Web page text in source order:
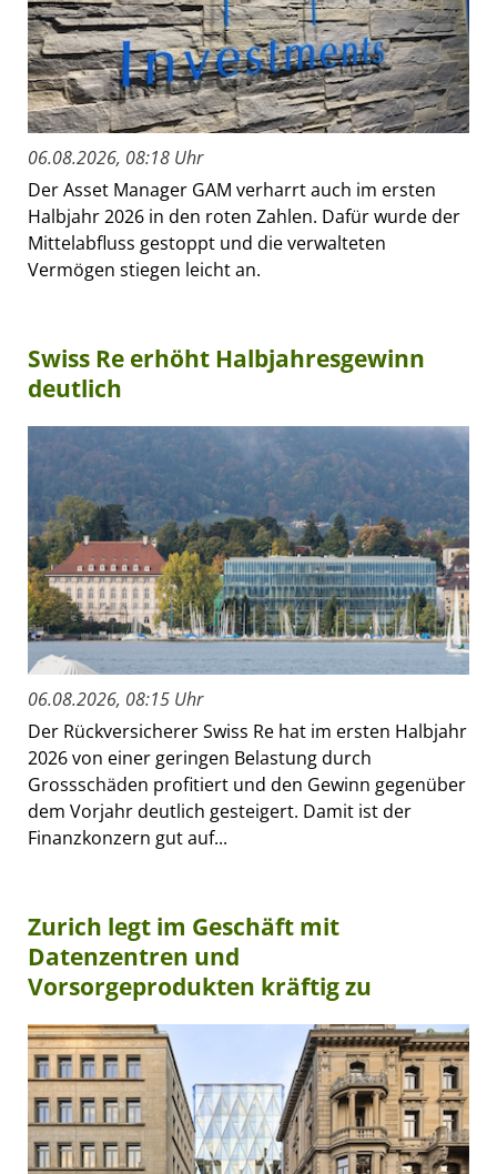
06.08.2026, 08:18 Uhr
Der Asset Manager GAM verharrt auch im ersten
Halbjahr 2026 in den roten Zahlen. Dafür wurde der
Mittelabfluss gestoppt und die verwalteten
Vermögen stiegen leicht an.
Swiss Re erhöht Halbjahresgewinn
deutlich
06.08.2026, 08:15 Uhr
Der Rückversicherer Swiss Re hat im ersten Halbjahr
2026 von einer geringen Belastung durch
Grossschäden profitiert und den Gewinn gegenüber
dem Vorjahr deutlich gesteigert. Damit ist der
Finanzkonzern gut auf...
Zurich legt im Geschäft mit
Datenzentren und
Vorsorgeprodukten kräftig zu